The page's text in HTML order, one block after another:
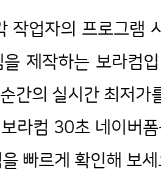
작업자의 프로그램
을 제작하는 보라컴
간의 실시간 최저
라컴 30초 네이버
빠르게 확인해 보